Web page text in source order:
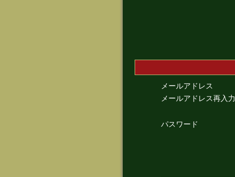
メールアドレス
メールアドレス再入力
パスワード